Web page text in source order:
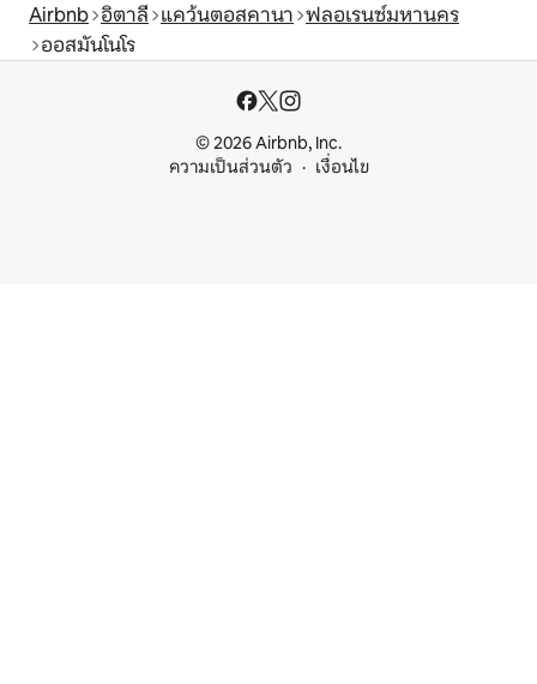
Airbnb อิตาลี แคว้นตอสคานา ฟลอเรนซ์มหานคร
ออสมันโนโร
© 2026 Airbnb, Inc.
ความเป็นส่วนตัว
เงื่อนไข